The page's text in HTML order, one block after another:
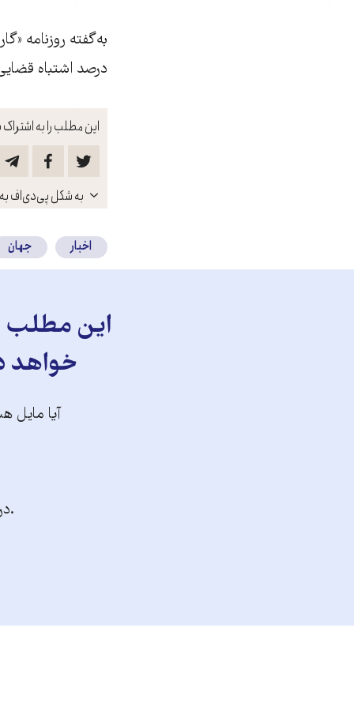
این مطلب را به اشتراک
باز
کنید
به شکل پی‌دی‌اف به
درصد اشتباه
اخبار جهان
این مطلب
خواهد
آیا مایل